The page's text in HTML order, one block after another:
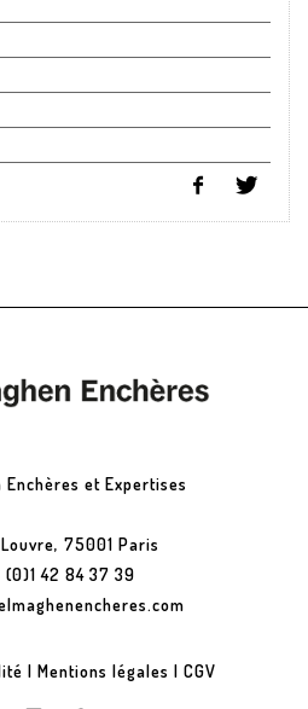
Enchères et Expertises
75001 Paris
(0)1 42 84 37 39
| Mentions légales | CGV